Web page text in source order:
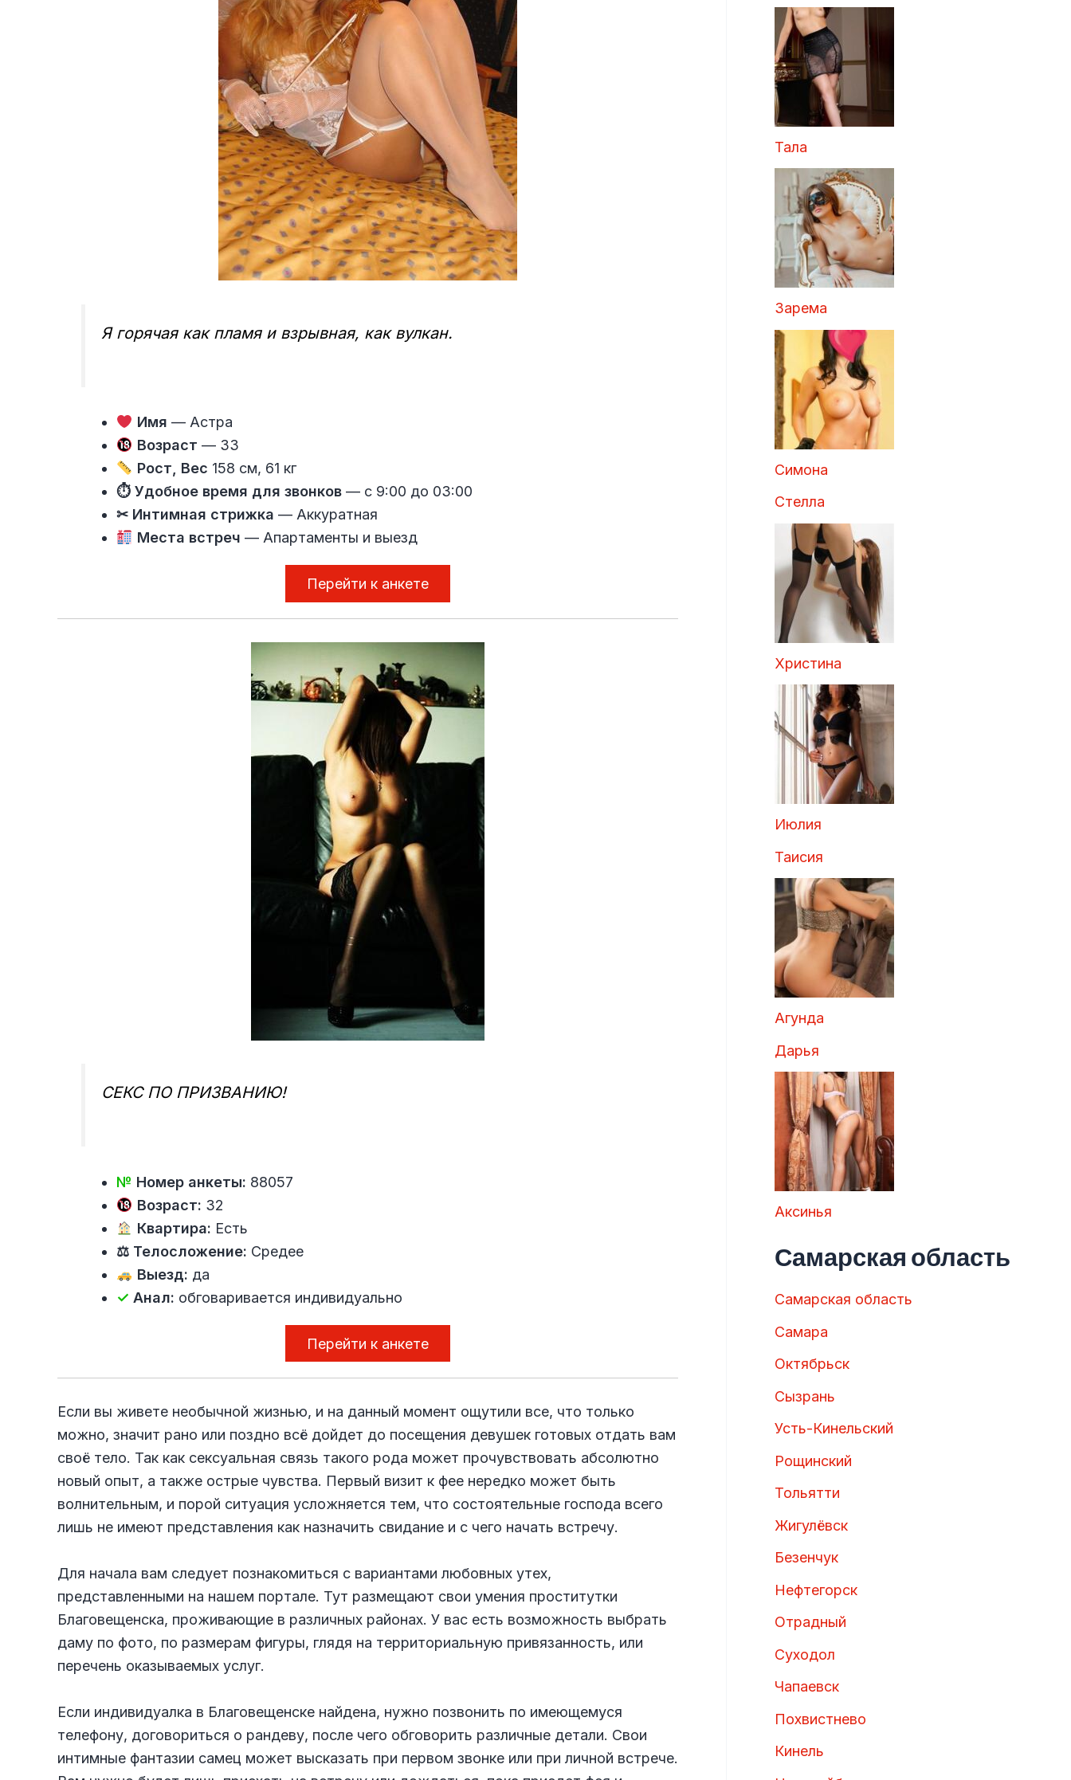
Я горячая как пламя и взрывная, как вулкан.
Имя — Астра
Возраст — 33
Рост, Вес 158 см, 61 кг
⏱ Удобное время для звонков — с 9:00 до 03:00
✂ Интимная стрижка — Аккуратная
Места встреч — Апартаменты и выезд
Перейти к анкете
СЕКС ПО ПРИЗВАНИЮ!
№ Номер анкеты: 88057
Возраст: 32
Квартира: Есть
⚖ Телосложение: Средее
Выезд: да
✓ Анал: обговаривается индивидуально
Перейти к анкете
Если вы живете необычной жизнью, и на данный момент ощутили все, что только
можно, значит рано или поздно всё дойдет до посещения девушек готовых отдать вам
своё тело. Так как сексуальная связь такого рода может прочувствовать абсолютно
новый опыт, а также острые чувства. Первый визит к фее нередко может быть
волнительным, и порой ситуация усложняется тем, что состоятельные господа всего
лишь не имеют представления как назначить свидание и с чего начать встречу.
Для начала вам следует познакомиться с вариантами любовных утех,
представленными на нашем портале. Тут размещают свои умения проститутки
Благовещенска, проживающие в различных районах. У вас есть возможность выбрать
даму по фото, по размерам фигуры, глядя на территориальную привязанность, или
перечень оказываемых услуг.
Если индивидуалка в Благовещенске найдена, нужно позвонить по имеющемуся
телефону, договориться о рандеву, после чего обговорить различные детали. Свои
интимные фантазии самец может высказать при первом звонке или при личной встрече.
Тала
Зарема
Симона
Стелла
Христина
Июлия
Таисия
Агунда
Дарья
Аксинья
Самарская область
Самарская область
Самара
Октябрьск
Сызрань
Усть-Кинельский
Рощинский
Тольятти
Жигулёвск
Безенчук
Нефтегорск
Отрадный
Суходол
Чапаевск
Похвистнево
Кинель